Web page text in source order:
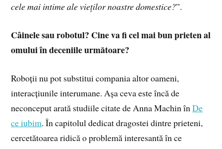
cele mai intime ale vieților noastre domestice?”.
Câinele sau robotul? Cine va fi cel mai bun prieten al
omului în deceniile următoare?
Roboții nu pot substitui compania altor oameni,
interacțiunile interumane. Așa ceva este încă de
neconceput arată studiile citate de Anna Machin înDe
ce iubim. În capitolul dedicat dragostei dintre prieteni,
cercetătoarea ridică o problemă interesantă în ce